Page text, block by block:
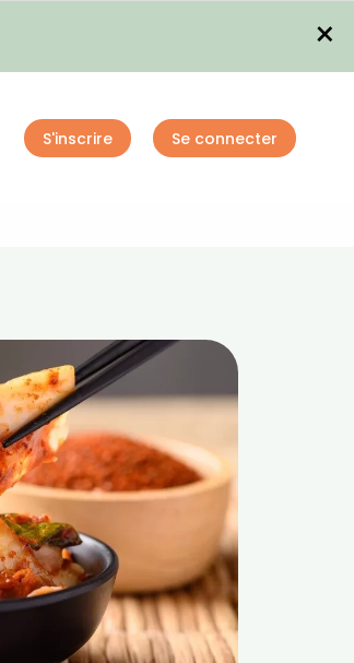
×
S'inscrire Se connecter